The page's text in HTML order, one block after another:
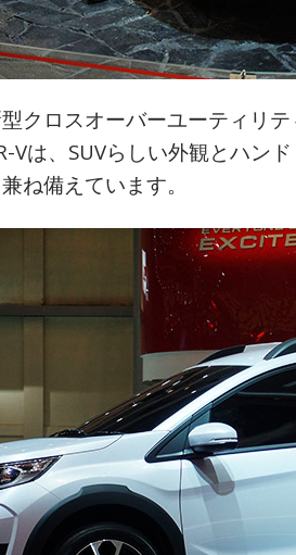
クロスオーバーユーティリ
Vは、SUVらしい外観とハン
ね備えています。